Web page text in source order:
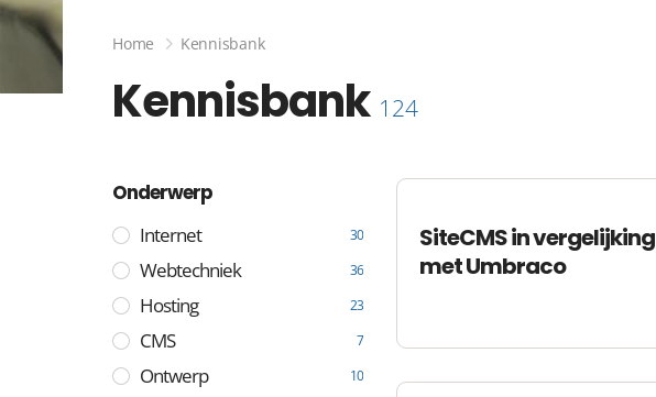
Home Kennisbank
Kennisbank 124
Onderwerp
Internet 30
Webtechniek 36
Hosting 23
CMS 7
Ontwerp 10
SiteCMS in vergelijking
met Umbraco